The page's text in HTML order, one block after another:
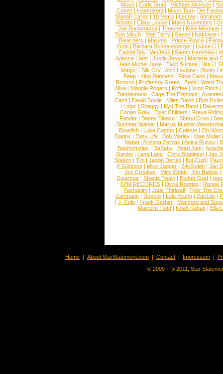
Moon |Carla Bruni |Michael Jackson |
Cohen |Haematom |Moon Taxi |Die
Mariah Carey | 10 Years | Lecrae | Abraham
Woods |Clara Louise |Mario Novembre |
Joe Bonamassa | Tinashe | Kylie Minogue |
Tom Misch |Matt Terry |Saxon |Nakhane |
Bleachers | Maluma | Prince Royce |
Gotti |Barbara Schoeneberger |Lykke Li |
Capital Bra |VanJess |Samm Henshaw |
Adesse |Wet |Justin Jesso |Marteria and
Jean Michel Jarre |Tash Sultana | Ilira |
Magic! | Silk City | Avril Lavigne | Shotty
Peep |King Princess |Flora Cash |
Ronson |Professor Green |Zedd |Ward
Alive |Maggie Rogers |Koffee |Yung Pinch |
Dendemann |Cage The Elephant |
Cash | David Bowie | Miles Davis | Bob Dylan
|Logic |Shaggy |Kyd The Band |
Conan Gray |Tyler Childers |Freya
Fender |Benny Blanco |Sheryl Crow |
Summer Walker |Marius Mueller-
Blowfish | Luke Combs | Celeste | Oh
Dagny |Easy Life |Bob Marley |Mae Muller
Mabel |Arizona Zervas |Anica Russo |
Badmomzjay |DaBaby |Pearl Jam |
Gardot | Lang Lang | Chris Stapleton | Jax
Stallion |Tini |Jason Derulo |Kid Cudi |Paul
F Gibbons | Mick Jagger | 24kGoldn | Jan
Joy Crookes | Mimi Webb | Jon Batiste |
Disarstar | Shania Twain | Esther Graf |
6PM RECORDS | Olivia Rodrigo | Renee
Pashanim |Jade Thirlwall |Tyler The
Zartmann | Doechii | Lola Young | Zah1de |
| J. Cole | Frank Gerber | Mumford and Sons
Malcolm Todd | Noah Kahan | Ella
Home | About StarStatement.com | Contact | Impressum |
© 2009 + ® 2011, Star